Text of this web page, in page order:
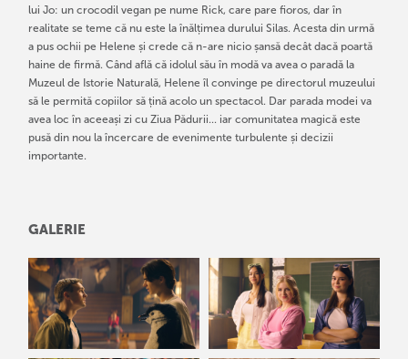
lui Jo: un crocodil vegan pe nume Rick, care pare fioros, dar în
realitate se teme că nu este la înălțimea durului Silas. Acesta din urmă
a pus ochii pe Helene și crede că n-are nicio șansă decât dacă poartă
haine de firmă. Când află că idolul său în modă va avea o paradă la
Muzeul de Istorie Naturală, Helene îl convinge pe directorul muzeului
să le permită copiilor să țină acolo un spectacol. Dar parada modei va
avea loc în aceeași zi cu Ziua Pădurii... iar comunitatea magică este
pusă din nou la încercare de evenimente turbulente și decizii
importante.
GALERIE